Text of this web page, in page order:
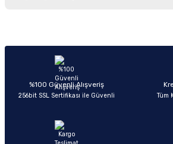
Ürün açıklamasında eksik bilgiler bulunuyor.
Ürün bilgilerinde hatalar bulunuyor.
Ürün fiyatı diğer sitelerden daha pahalı.
Sitemize ilk yorumu siz
%100 Güvenli Alışveriş
256bit SSL Sertifikası ile Güvenli Tüm